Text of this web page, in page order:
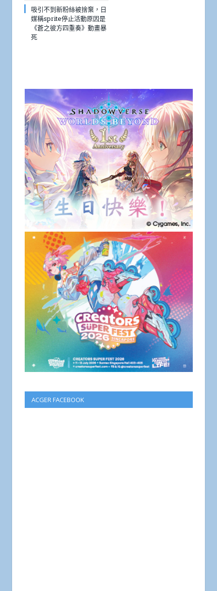
吸引不到新粉絲被捨棄，日
媒稱sprite停止活動原因是
《蒼之彼方四重奏》動畫暴
死
ACGER FACEBOOK